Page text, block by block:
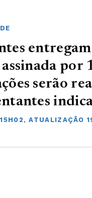
assinada por
serão
ATUALIZAÇÃO